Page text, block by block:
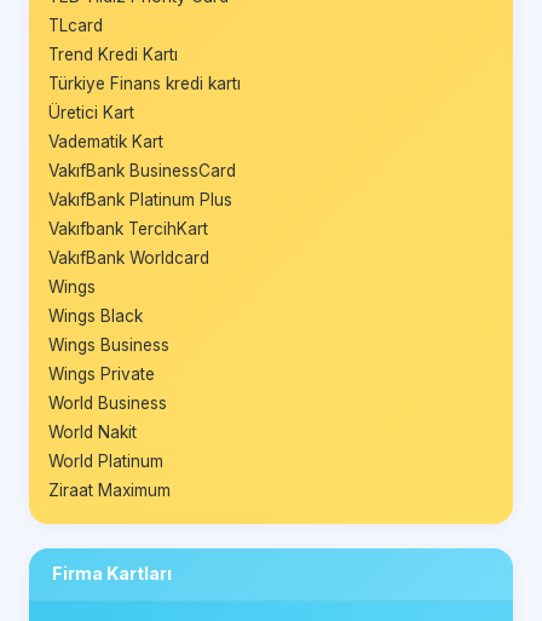
TLcard
Trend Kredi Kartı
Türkiye Finans kredi kartı
Üretici Kart
Vadematik Kart
VakıfBank BusinessCard
VakıfBank Platinum Plus
Vakıfbank TercihKart
VakıfBank Worldcard
Wings
Wings Black
Wings Business
Wings Private
World Business
World Nakit
World Platinum
Ziraat Maximum
Firma Kartları